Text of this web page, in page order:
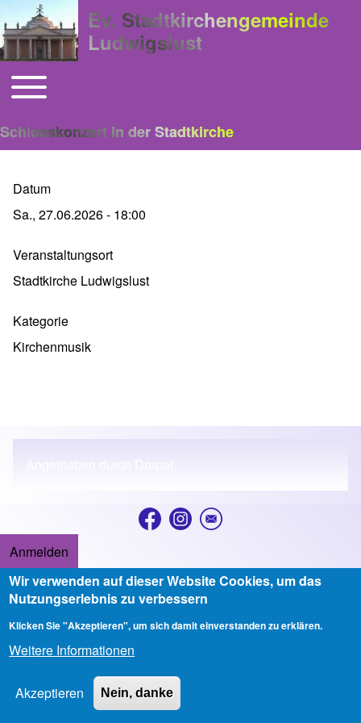
Ev. Stadtkirchengemeinde
Ludwigslust
Hauptnavigation
Toggle main menu
Schlosskonzert in der Stadtkirche
Datum
Sa., 27.06.2026 - 18:00
Veranstaltungsort
Stadtkirche Ludwigslust
Kategorie
Kirchenmusik
User account menu
Anmelden
Copyright © 2026 Ev.-luth. Stadtkirchengemeinde Ludwigslust - All
rights reserved
Developed & Designed byAlaa Haddad
Wir verwenden auf dieser Website Cookies, um das
Nutzungserlebnis zu verbessern
Klicken Sie "Akzeptieren", um sich damit einverstanden zu erklären.
Weitere Informationen
Akzeptieren Nein, danke